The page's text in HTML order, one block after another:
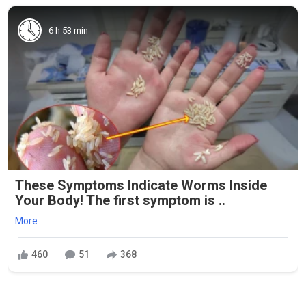
6 h 53 min
These Symptoms Indicate Worms Inside
Your Body! The first symptom is ..
More
460 51 368